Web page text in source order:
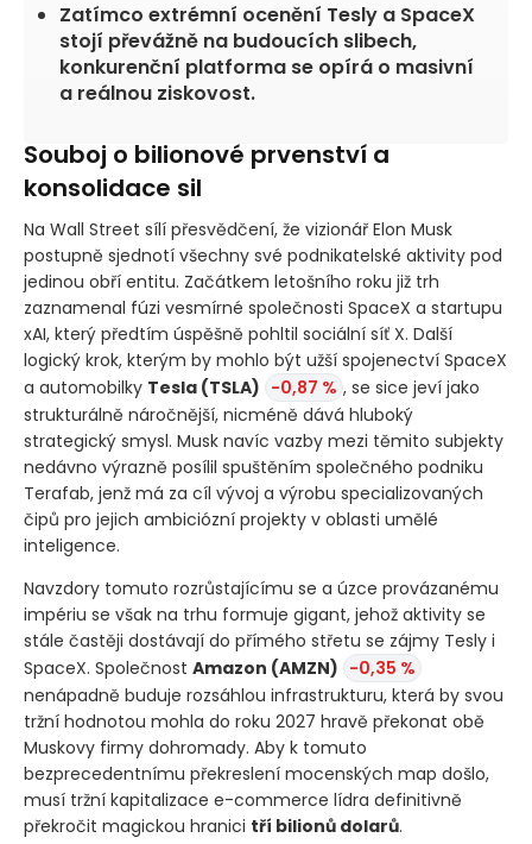
Zatímco extrémní ocenění Tesly a SpaceX
stojí převážně na budoucích slibech,
konkurenční platforma se opírá o masivní
a reálnou ziskovost.
Souboj o bilionové prvenství a
konsolidace sil
Na Wall Street sílí přesvědčení, že vizionář Elon Musk
postupně sjednotí všechny své podnikatelské aktivity pod
jedinou obří entitu. Začátkem letošního roku již trh
zaznamenal fúzi vesmírné společnosti SpaceX a startupu
xAI, který předtím úspěšně pohltil sociální síť X. Další
logický krok, kterým by mohlo být užší spojenectví SpaceX
a automobilky Tesla (TSLA) -0,87 % , se sice jeví jako
strukturálně náročnější, nicméně dává hluboký
strategický smysl. Musk navíc vazby mezi těmito subjekty
nedávno výrazně posílil spuštěním společného podniku
Terafab, jenž má za cíl vývoj a výrobu specializovaných
čipů pro jejich ambiciózní projekty v oblasti umělé
inteligence.
Navzdory tomuto rozrůstajícímu se a úzce provázanému
impériu se však na trhu formuje gigant, jehož aktivity se
stále častěji dostávají do přímého střetu se zájmy Tesly i
SpaceX. Společnost Amazon (AMZN) -0,35 %
nenápadně buduje rozsáhlou infrastrukturu, která by svou
tržní hodnotou mohla do roku 2027 hravě překonat obě
Muskovy firmy dohromady. Aby k tomuto
bezprecedentnímu překreslení mocenských map došlo,
musí tržní kapitalizace e-commerce lídra definitivně
překročit magickou hranici tří bilionů dolarů.